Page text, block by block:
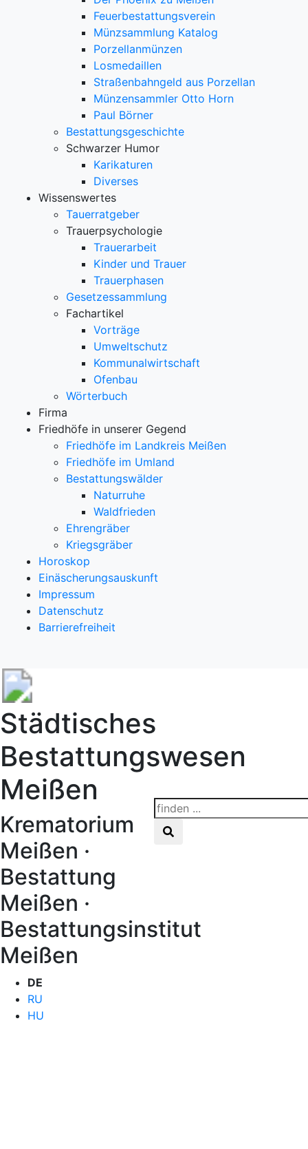
Feuerbestattungsverein
Münzsammlung Katalog
Porzellanmünzen
Losmedaillen
Straßenbahngeld aus Porzellan
Münzensammler Otto Horn
Paul Börner
Bestattungsgeschichte
Schwarzer Humor
Karikaturen
Diverses
Wissenswertes
Tauerratgeber
Trauerpsychologie
Trauerarbeit
Kinder und Trauer
Trauerphasen
Gesetzessammlung
Fachartikel
Vorträge
Umweltschutz
Kommunalwirtschaft
Ofenbau
Wörterbuch
Firma
Friedhöfe in unserer Gegend
Friedhöfe im Landkreis Meißen
Friedhöfe im Umland
Bestattungswälder
Naturruhe
Waldfrieden
Ehrengräber
Kriegsgräber
Horoskop
Einäscherungsauskunft
Impressum
Datenschutz
Barrierefreiheit
Städtisches
Bestattungswesen
Meißen
Krematorium
Meißen ·
Bestattung
Meißen ·
Bestattungsinstitut
Meißen
DE
RU
HU